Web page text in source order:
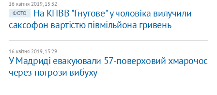
16 квітня 2019, 15:32
ФОТО
На КПВВ "Гнутове" у чоловіка вилучили
саксофон вартістю півмільйона гривень
16 квітня 2019, 15:29
У Мадриді евакуювали 57-поверховий хмарочос
через погрози вибуху